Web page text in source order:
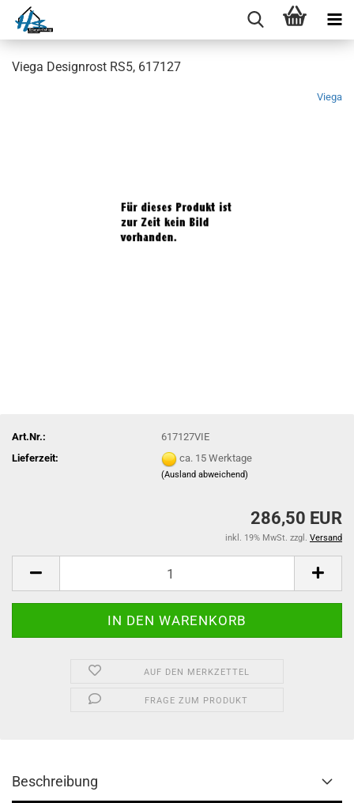
Viega Designrost RS5, 617127
Viega
Art.Nr.:
617127VIE
Lieferzeit:
ca. 15 Werktage
(Ausland abweichend)
286,50 EUR
inkl. 19% MwSt. zzgl. Versand
AUF DEN MERKZETTEL
FRAGE ZUM PRODUKT
Beschreibung